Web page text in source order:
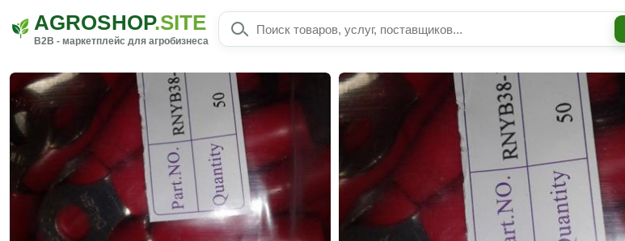
AGROSHOP.SITE
B2B - маркетплейс для агробизнеса